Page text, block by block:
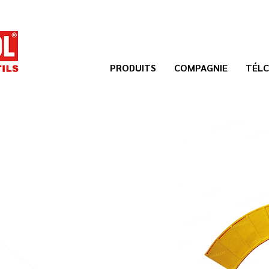
PRODUITS COMPAGNIE